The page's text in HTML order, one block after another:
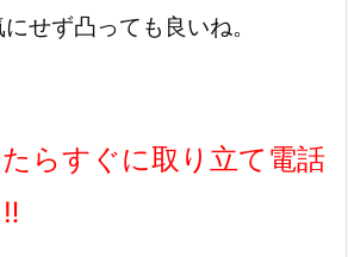
せず凸っても良いね。
らすぐに取り立て電話